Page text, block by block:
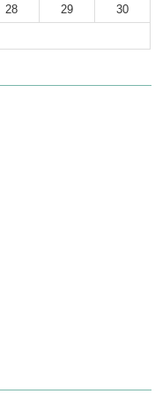
28 29
30